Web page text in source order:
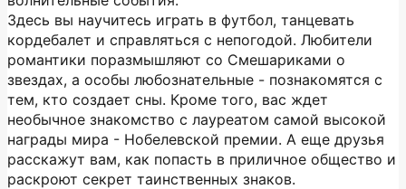
Здесь вы научитесь играть в футбол, танцевать
кордебалет и справляться с непогодой. Любители
романтики поразмышляют со Смешариками о
звездах, а особы любознательные - познакомятся с
тем, кто создает сны. Кроме того, вас ждет
необычное знакомство с лауреатом самой высокой
награды мира - Нобелевской премии. А еще друзья
расскажут вам, как попасть в приличное общество и
раскроют секрет таинственных знаков.